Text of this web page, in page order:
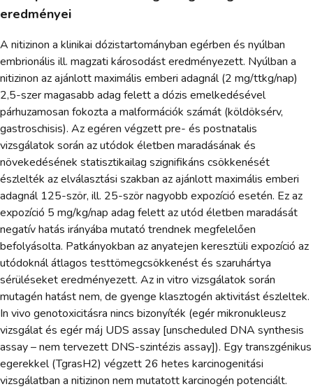
eredményei
A nitizinon a klinikai dózistartományban egérben és nyúlban
embrionális ill. magzati károsodást eredményezett. Nyúlban a
nitizinon az ajánlott maximális emberi adagnál (2 mg/ttkg/nap)
2,5-szer magasabb adag felett a dózis emelkedésével
párhuzamosan fokozta a malformációk számát (köldöksérv,
gastroschisis). Az egéren végzett pre- és postnatalis
vizsgálatok során az utódok életben maradásának és
növekedésének statisztikailag szignifikáns csökkenését
észlelték az elválasztási szakban az ajánlott maximális emberi
adagnál 125-ször, ill. 25-ször nagyobb expozíció esetén. Ez az
expozíció 5 mg/kg/nap adag felett az utód életben maradását
negatív hatás irányába mutató trendnek megfelelően
befolyásolta. Patkányokban az anyatejen keresztüli expozíció az
utódoknál átlagos testtömegcsökkenést és szaruhártya
sérüléseket eredményezett. Az in vitro vizsgálatok során
mutagén hatást nem, de gyenge klasztogén aktivitást észleltek.
In vivo genotoxicitásra nincs bizonyíték (egér mikronukleusz
vizsgálat és egér máj UDS assay [unscheduled DNA synthesis
assay – nem tervezett DNS-szintézis assay]). Egy transzgénikus
egerekkel (TgrasH2) végzett 26 hetes karcinogenitási
vizsgálatban a nitizinon nem mutatott karcinogén potenciált.